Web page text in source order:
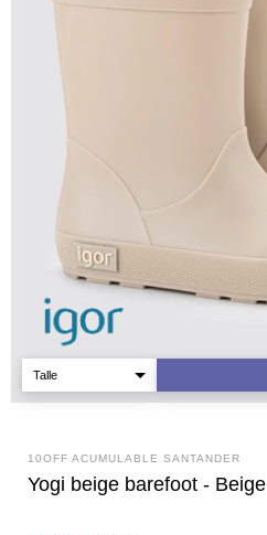
10OFF ACUMULABLE SANTANDER
Yogi beige barefoot - Beige